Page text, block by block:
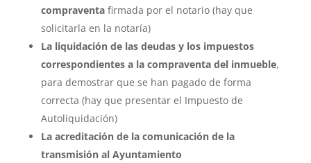
compraventafirmada por el notario (hay que
solicitarla en la notaría)
La liquidación de las deudas y los impuestos
correspondientes a la compraventa del inmueble,
para demostrar que se han pagado de forma
correcta (hay que presentar el Impuesto de
Autoliquidación)
La acreditación de la comunicación de la
transmisión al Ayuntamiento